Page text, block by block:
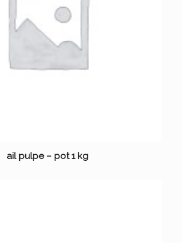
ail pulpe – pot 1 kg